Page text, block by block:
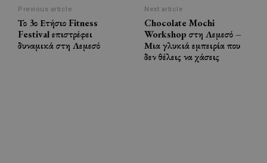
Previous article
Το 3ο Ετήσιο Fitness
Festival επιστρέφει
δυναμικά στη Λεμεσό
Next article
Chocolate Mochi
Workshop στη Λεμεσό –
Μια γλυκιά εμπειρία που
δεν θέλεις να χάσεις